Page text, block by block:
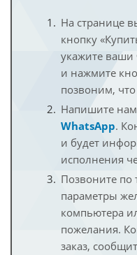
На странице
кнопку
укажите
и нажмите
позвоним,
Напишите
WhatsApp.
и будет
исполнения
Позвоните по
параметры
компьютера
пожелания.
заказ,